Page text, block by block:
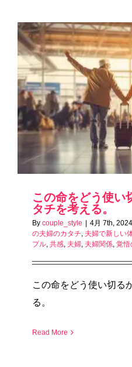
この命をどう使い
タチを考える。
By couple_style | 4月 7th, 2024
の夫婦のカタチ 夫婦で新しい
プル 共感 夫婦 夫婦関係 覚悟
この命をどう使い切る
る。
Read More